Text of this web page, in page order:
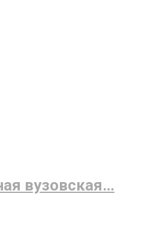
вузовская…